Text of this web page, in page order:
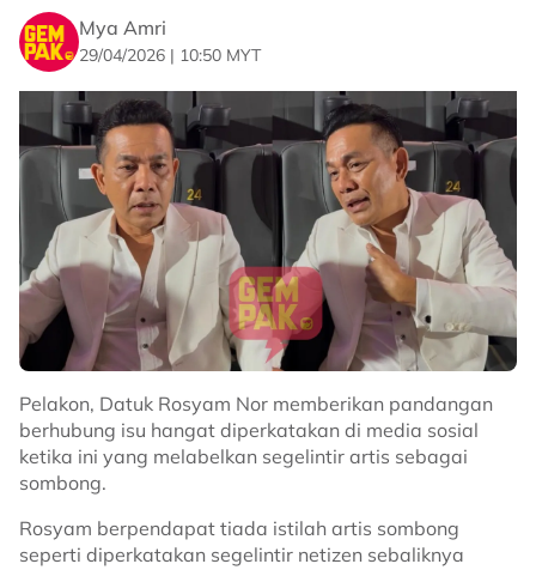
Mya Amri
29/04/2026 | 10:50 MYT
Pelakon, Datuk Rosyam Nor memberikan pandangan
berhubung isu hangat diperkatakan di media sosial
ketika ini yang melabelkan segelintir artis sebagai
sombong.
Rosyam berpendapat tiada istilah artis sombong
seperti diperkatakan segelintir netizen sebaliknya